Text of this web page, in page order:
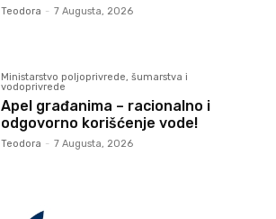
Teodora - 7 Augusta, 2026
Ministarstvo poljoprivrede, šumarstva i
vodoprivrede
Apel građanima – racionalno i
odgovorno korišćenje vode!
Teodora - 7 Augusta, 2026